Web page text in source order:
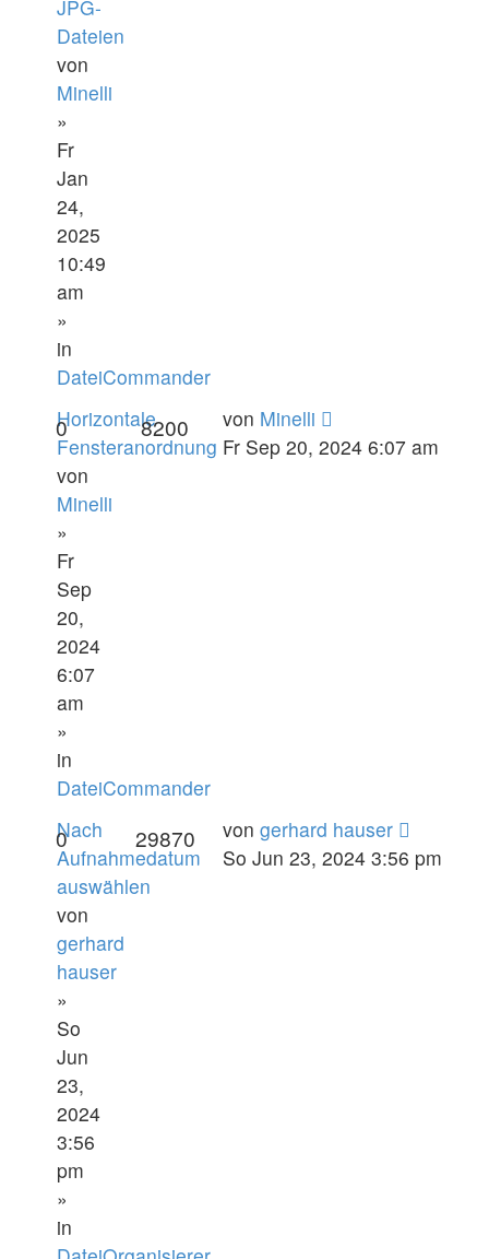
JPG-
Dateien
von
Minelli
»
Fr
Jan
24,
2025
10:49
am
»
in
DateiCommander
Horizontale
Fensteranordnung
von
Minelli
»
Fr
Sep
20,
2024
6:07
am
»
in
DateiCommander
0 8200 von Minelli
Fr Sep 20, 2024 6:07 am
Nach
Aufnahmedatum
auswählen
von
gerhard
hauser
»
So
Jun
23,
2024
3:56
pm
»
in
0 29870 von gerhard hauser
So Jun 23, 2024 3:56 pm